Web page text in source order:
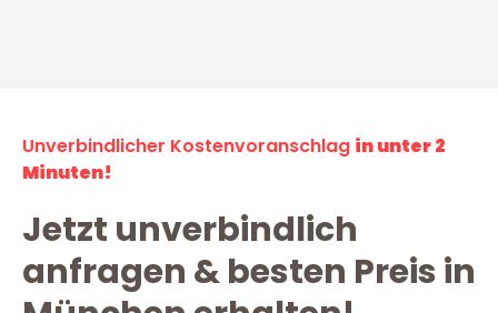
Unverbindlicher Kostenvoranschlag in unter 2
Minuten!
Jetzt unverbindlich
anfragen & besten Preis in